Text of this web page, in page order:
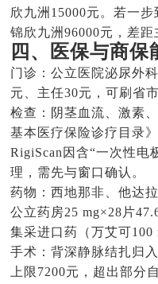
欣九洲15000元。若一步
锦欣九洲96000元，差距
四、医保与商保
门诊：公立医院泌尿外
元、主任30元，可刷省
检查：阴茎血流、激素
基本医疗保险诊疗目录
RigiScan因含“一次性电
理，需先与窗口确认。
药物：西地那非、他达
公立药房25 mg×28片
集采进口药（万艾可100
手术：背深静脉结扎归
上限7200元，超出部分